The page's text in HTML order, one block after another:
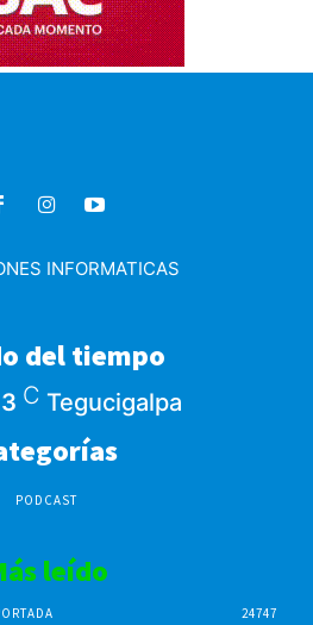
INFORMATICAS
del tiempo
C Tegucigalpa
PODCAST
leído
24747